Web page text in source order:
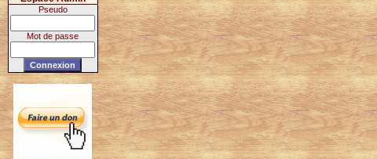
Pseudo
Mot de passe